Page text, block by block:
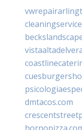
dmtacos.com